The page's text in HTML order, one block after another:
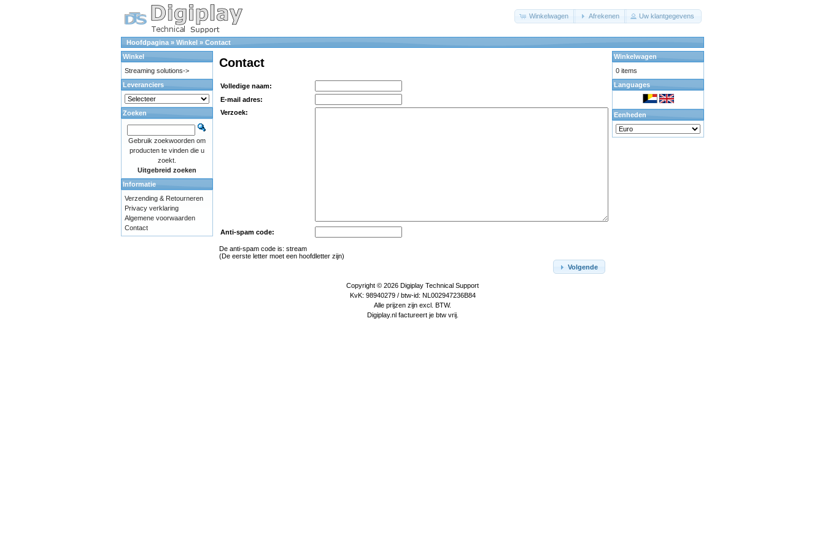
Winkelwagen Afrekenen Uw klantgegevens
Hoofdpagina » Winkel » Contact
Contact
Volledige naam:
E-mail adres:
Verzoek:
Anti-spam code:
De anti-spam code is: stream
(De eerste letter moet een hoofdletter zijn)
Volgende
Winkel
Streaming solutions->
Leveranciers
Zoeken
Gebruik zoekwoorden om
producten te vinden die u
zoekt.
Uitgebreid zoeken
Informatie
Verzending & Retourneren
Privacy verklaring
Algemene voorwaarden
Contact
Winkelwagen
0 items
Languages
Eenheden
Copyright © 2026 Digiplay Technical Support
KvK: 98940279 / btw-id: NL002947236B84
Alle prijzen zijn excl. BTW.
Digiplay.nl factureert je btw vrij.